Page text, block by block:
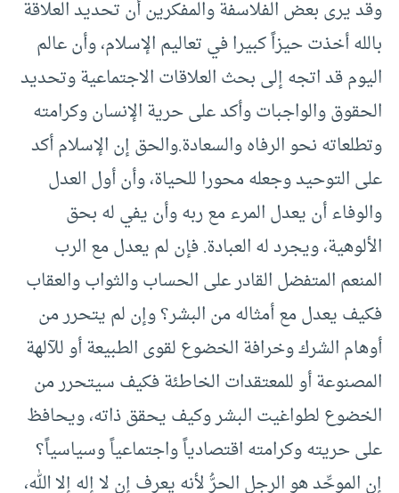
وقد يرى بعض الفلاسفة والمفكرين أن تحديد العلاقة
بالله أخذت حيزاً كبيرا في تعاليم الإسلام، وأن عالم
اليوم قد اتجه إلى بحث العلاقات الاجتماعية وتحديد
الحقوق والواجبات وأكد على حرية الإنسان وكرامته
وتطلعاته نحو الرفاه والسعادة.والحق إن الإسلام أكد
على التوحيد وجعله محورا للحياة، وأن أول العدل
والوفاء أن يعدل المرء مع ربه وأن يفي له بحق
الألوهية، ويجرد له العبادة. فإن لم يعدل مع الرب
المنعم المتفضل القادر على الحساب والثواب والعقاب
فكيف يعدل مع أمثاله من البشر؟ وإن لم يتحرر من
أوهام الشرك وخرافة الخضوع لقوى الطبيعة أو للآلهة
المصنوعة أو للمعتقدات الخاطئة فكيف سيتحرر من
الخضوع لطواغيت البشر وكيف يحقق ذاته، ويحافظ
على حريته وكرامته اقتصادياً واجتماعياً وسياسياً؟
إن الموحِّد هو الرجل الحرُّ لأنه يعرف إن لا إله إلا الله،